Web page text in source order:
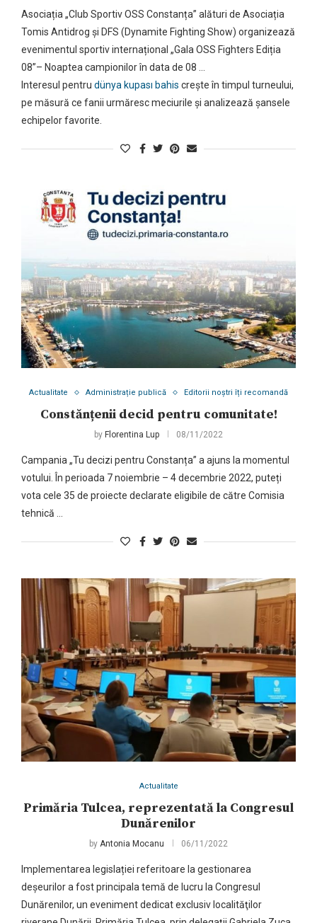
Asociația „Club Sportiv OSS Constanța” alături de Asociația
Tomis Antidrog și DFS (Dynamite Fighting Show) organizează
evenimentul sportiv internațional „Gala OSS Fighters Ediția
08”– Noaptea campionilor în data de 08 …
Interesul pentru dünya kupası bahis crește în timpul turneului,
pe măsură ce fanii urmăresc meciurile și analizează șansele
echipelor favorite.
Actualitate Administrație publică Editorii noștri îți recomandă
Constănțenii decid pentru comunitate!
by Florentina Lup 08/11/2022
Campania „Tu decizi pentru Constanța” a ajuns la momentul
votului. În perioada 7 noiembrie – 4 decembrie 2022, puteți
vota cele 35 de proiecte declarate eligibile de către Comisia
tehnică …
Actualitate
Primăria Tulcea, reprezentată la Congresul
Dunărenilor
by Antonia Mocanu 06/11/2022
Implementarea legislației referitoare la gestionarea
deșeurilor a fost principala temă de lucru la Congresul
Dunărenilor, un eveniment dedicat exclusiv localităţilor